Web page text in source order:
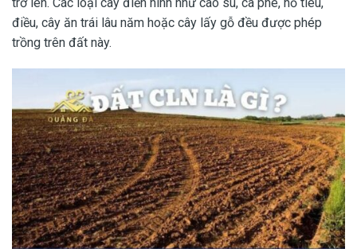
điều, cây ăn trái lâu năm hoặc cây lấy gỗ đều được phép
trồng trên đất này.